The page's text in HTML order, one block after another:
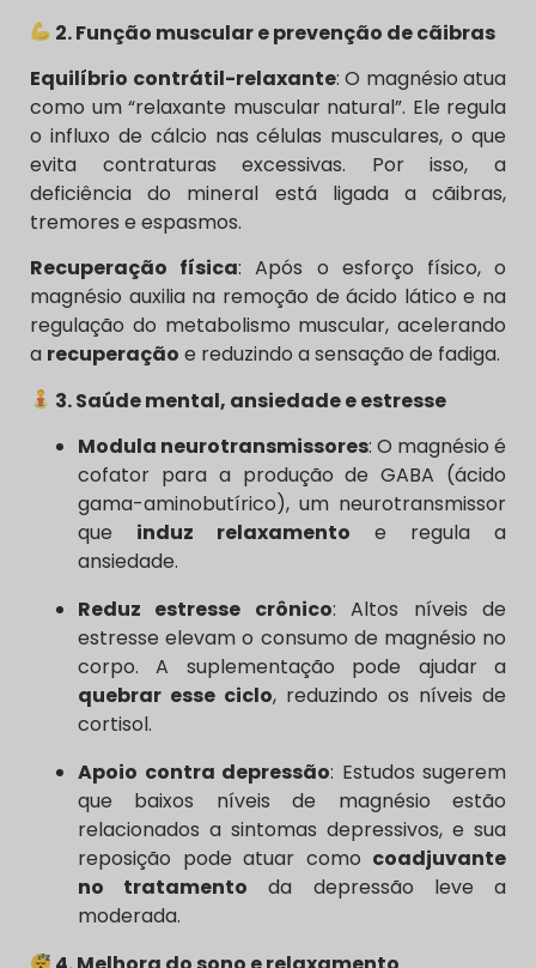
2. Função muscular e prevenção de cãibras
Equilíbrio contrátil-relaxante: O magnésio atua
como um “relaxante muscular natural”. Ele regula
o influxo de cálcio nas células musculares, o que
evita contraturas excessivas. Por isso, a
deficiência do mineral está ligada a cãibras,
tremores e espasmos.
Recuperação física: Após o esforço físico, o
magnésio auxilia na remoção de ácido lático e na
regulação do metabolismo muscular, acelerando
a recuperação e reduzindo a sensação de fadiga.
3. Saúde mental, ansiedade e estresse
Modula neurotransmissores: O magnésio é
cofator para a produção de GABA (ácido
gama-aminobutírico), um neurotransmissor
que induz relaxamento e regula a
ansiedade.
Reduz estresse crônico: Altos níveis de
estresse elevam o consumo de magnésio no
corpo. A suplementação pode ajudar a
quebrar esse ciclo, reduzindo os níveis de
cortisol.
Apoio contra depressão: Estudos sugerem
que baixos níveis de magnésio estão
relacionados a sintomas depressivos, e sua
reposição pode atuar como coadjuvante
no tratamento da depressão leve a
moderada.